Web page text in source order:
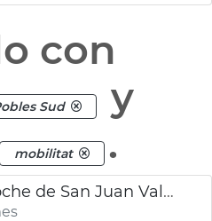
con
Sud
y
mobilitat .
Operativo total Noche de San Juan València. Movilidad, limpieza y seguridad